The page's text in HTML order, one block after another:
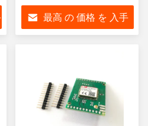
5G SA/NSA Support PCIe
USB3.1 Interfaces and
Wide Operating
最高 の 価格 を 入手